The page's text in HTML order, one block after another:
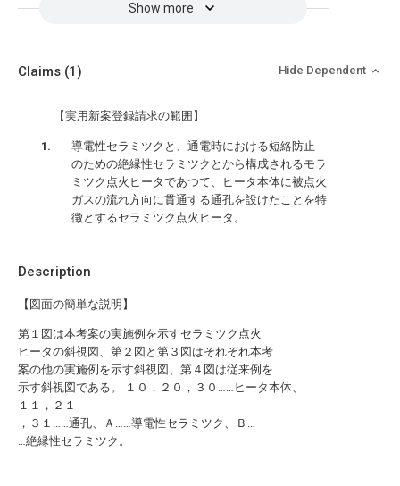
Show more
Description
【図面の簡単な説明】
第１図は本考案の実施例を示すセラミツク点火
ヒータの斜視図、第２図と第３図はそれぞれ本考
案の他の実施例を示す斜視図、第４図は従来例を
示す斜視図である。 １０，２０，３０……ヒータ本体、
１１，２１
，３１……通孔、Ａ……導電性セラミツク、Ｂ…
…絶縁性セラミツク。
Claims (1) Hide Dependent
【実用新案登録請求の範囲】
導電性セラミツクと、通電時における短絡防止
のための絶縁性セラミツクとから構成されるモラ
ミツク点火ヒータであつて、ヒータ本体に被点火
ガスの流れ方向に貫通する通孔を設けたことを特
徴とするセラミツク点火ヒータ。